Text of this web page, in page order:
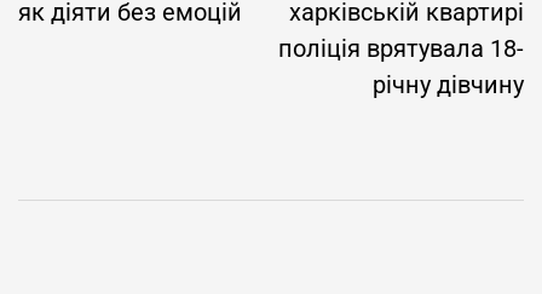
як діяти без емоцій
харківській квартирі
поліція врятувала 18-
річну дівчину